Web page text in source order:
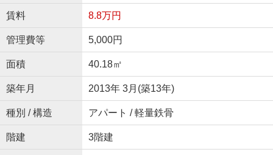
賃料 8.8万円
管理費等 5,000円
面積 40.18㎡
築年月 2013年 3月(築13年)
種別 / 構造 アパート / 軽量鉄骨
階建 3階建